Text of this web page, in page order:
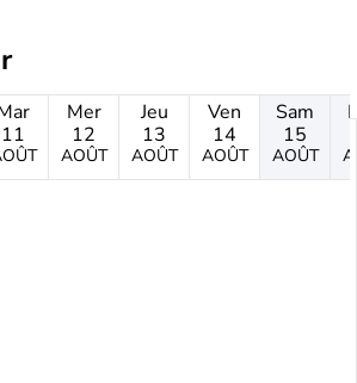
11
Mer
12
AOÛT
Jeu
13
AOÛT
Ven
14
AOÛT
Sam
15
AOÛT